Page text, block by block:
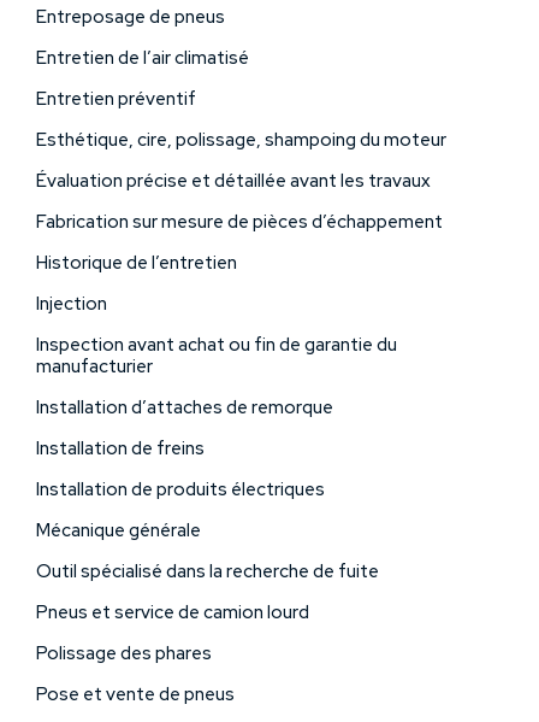
Entreposage de pneus
Entretien de l’air climatisé
Entretien préventif
Esthétique, cire, polissage, shampoing du moteur
Évaluation précise et détaillée avant les travaux
Fabrication sur mesure de pièces d’échappement
Historique de l’entretien
Injection
Inspection avant achat ou fin de garantie du
manufacturier
Installation d’attaches de remorque
Installation de freins
Installation de produits électriques
Mécanique générale
Outil spécialisé dans la recherche de fuite
Pneus et service de camion lourd
Polissage des phares
Pose et vente de pneus